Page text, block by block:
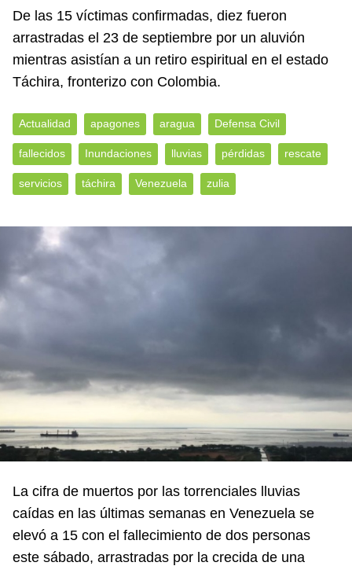
De las 15 víctimas confirmadas, diez fueron
arrastradas el 23 de septiembre por un aluvión
mientras asistían a un retiro espiritual en el estado
Táchira, fronterizo con Colombia.
Actualidad apagones aragua Defensa Civil
fallecidos Inundaciones lluvias pérdidas rescate
servicios táchira Venezuela zulia
La cifra de muertos por las torrenciales lluvias
caídas en las últimas semanas en Venezuela se
elevó a 15 con el fallecimiento de dos personas
este sábado, arrastradas por la crecida de una